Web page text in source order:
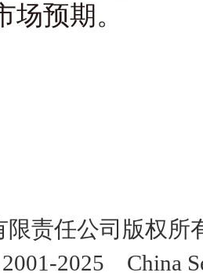
场预期。
限责任公司版权
2025 China